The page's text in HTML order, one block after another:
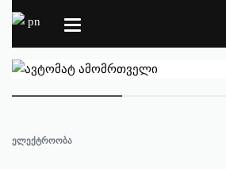
ᲔᲚᲔᲥᲢᲠᲝᲝᲑᲐ